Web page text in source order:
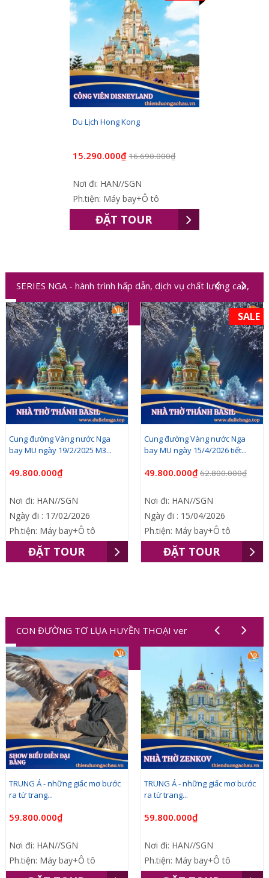
Du Lịch Hong Kong
15.290.000₫16.690.000₫
Nơi đi: HAN//SGN
Ph.tiện: Máy bay+Ô tô
ĐẶT TOUR
SERIES NGA - hành trình hấp dẫn, dịch vụ chất lượng cao,
trải nghiệm độc đáo
Cung đường Vàng nước Nga
bay MU ngày 19/2/2025 M3...
49.800.000₫
Nơi đi: HAN//SGN
Ngày đi : 17/02/2026
Ph.tiện: Máy bay+Ô tô
ĐẶT TOUR
SALE
Cung đường Vàng nước Nga
bay MU ngày 15/4/2026 tiết...
49.800.000₫62.800.000₫
Nơi đi: HAN//SGN
Ngày đi : 15/04/2026
Ph.tiện: Máy bay+Ô tô
ĐẶT TOUR
CON ĐƯỜNG TƠ LỤA HUYỀN THOẠI ver
1,2,3,4,5,6,7,8,9,10
TRUNG Á - những giấc mơ bước
ra từ trang...
59.800.000₫
Nơi đi: HAN//SGN
Ph.tiện: Máy bay+Ô tô
TRUNG Á - những giấc mơ bước
ra từ trang...
59.800.000₫
Nơi đi: HAN//SGN
Ph.tiện: Máy bay+Ô tô